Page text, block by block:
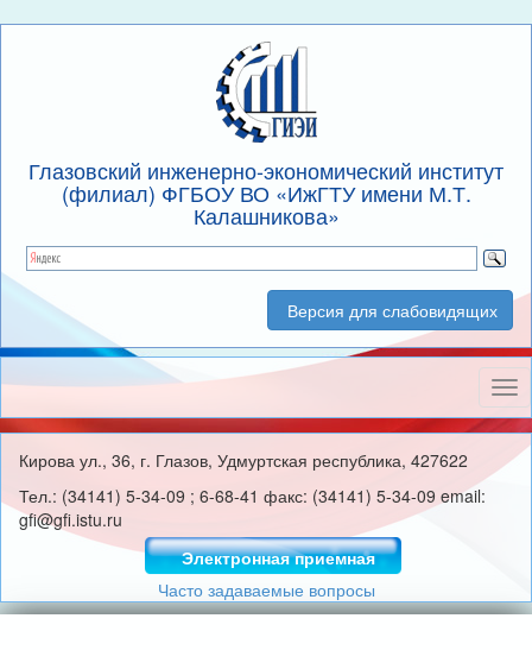
Глазовский инженерно-экономический институт
(филиал) ФГБОУ ВО «ИжГТУ имени М.Т.
Калашникова»
Версия для слабовидящих
Кирова ул., 36, г. Глазов, Удмуртская республика, 427622
Тел.: (34141) 5-34-09 ; 6-68-41 факс: (34141) 5-34-09 email:
gfi@gfi.istu.ru
Электронная приемная
Часто задаваемые вопросы